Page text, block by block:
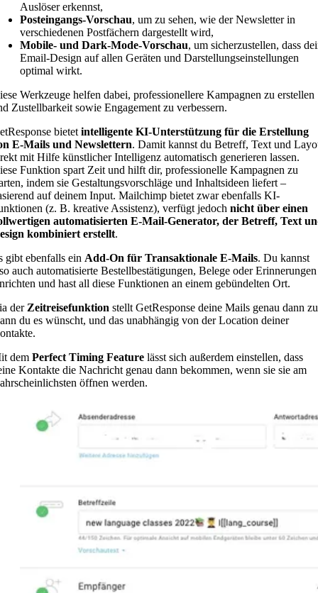
Auslöser erkennst,
Posteingangs-Vorschau, um zu sehen, wie der Newsletter in
verschiedenen Postfächern dargestellt wird,
Mobile- und Dark-Mode-Vorschau, um sicherzustellen, dass
Email-Design auf allen Geräten und Darstellungseinstellungen
optimal wirkt.
Werkzeuge helfen dabei, professionellere Kampagnen zu erstellen
Zustellbarkeit sowie Engagement zu verbessern.
bietet intelligente KI-Unterstützung für die Erstellung
E-Mails und Newslettern. Damit kannst du Betreff, Text und
mit Hilfe künstlicher Intelligenz automatisch generieren lassen.
Funktion spart Zeit und hilft dir, professionelle Kampagnen zu
indem sie Gestaltungsvorschläge und Inhaltsideen liefert –
auf deinem Input. Mailchimp bietet zwar ebenfalls KI-
(z. B. kreative Assistenz), verfügt jedoch nicht über einen
automatisierten E-Mail-Generator, der Betreff, Text
kombiniert erstellt.
gibt ebenfalls ein Add-On für Transaktionale E-Mails. Du kannst
auch automatisierte Bestellbestätigungen, Belege oder Erinnerungen
und hast all diese Funktionen an einem gebündelten Ort.
der Zeitreisefunktion stellt GetResponse deine Mails genau dann
du es wünscht, und das unabhängig von der Location deiner
dem Perfect Timing Feature lässt sich außerdem einstellen, dass
Kontakte die Nachricht genau dann bekommen, wenn sie sie am
öffnen werden.